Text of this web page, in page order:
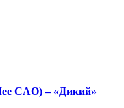
CAO) – «Дикий»